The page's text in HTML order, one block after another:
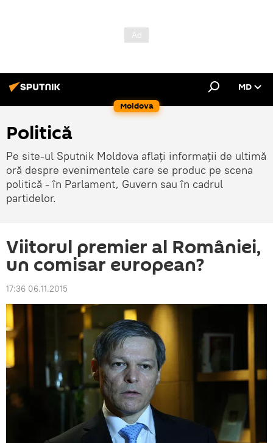
Moldova
MD
Politică
Pe site-ul Sputnik Moldova aflați informații de ultimă
oră despre evenimentele care se produc pe scena
politică - în Parlament, Guvern sau în cadrul
partidelor.
Viitorul premier al României,
un comisar european?
17:36 06.11.2015